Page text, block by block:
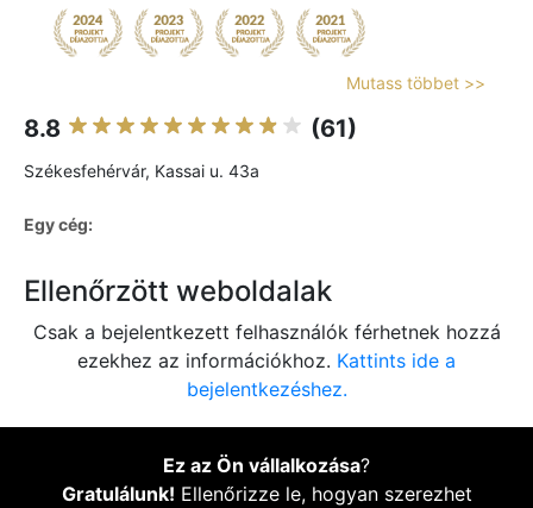
Mutass többet >>
8.8 (61)
Székesfehérvár, Kassai u. 43a
Egy cég:
Ellenőrzött weboldalak
Csak a bejelentkezett felhasználók férhetnek hozzá
ezekhez az információkhoz. Kattints ide a
bejelentkezéshez.
Ez az Ön vállalkozása?
Gratulálunk! Ellenőrizze le, hogyan szerezhet